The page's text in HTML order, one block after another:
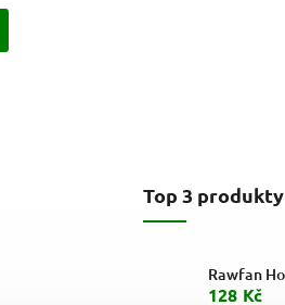
Top 3 produkty
Rawfan
128 Kč